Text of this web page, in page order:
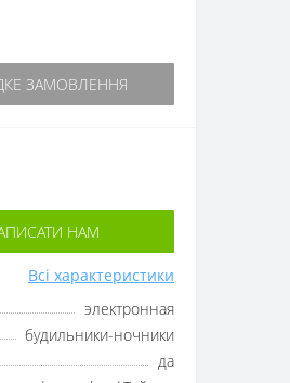
ЗАМОВЛЕННЯ
НАМ
Всі характеристики
электронная
будильники-ночники
да